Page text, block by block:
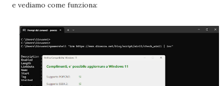
e vediamo come funziona: